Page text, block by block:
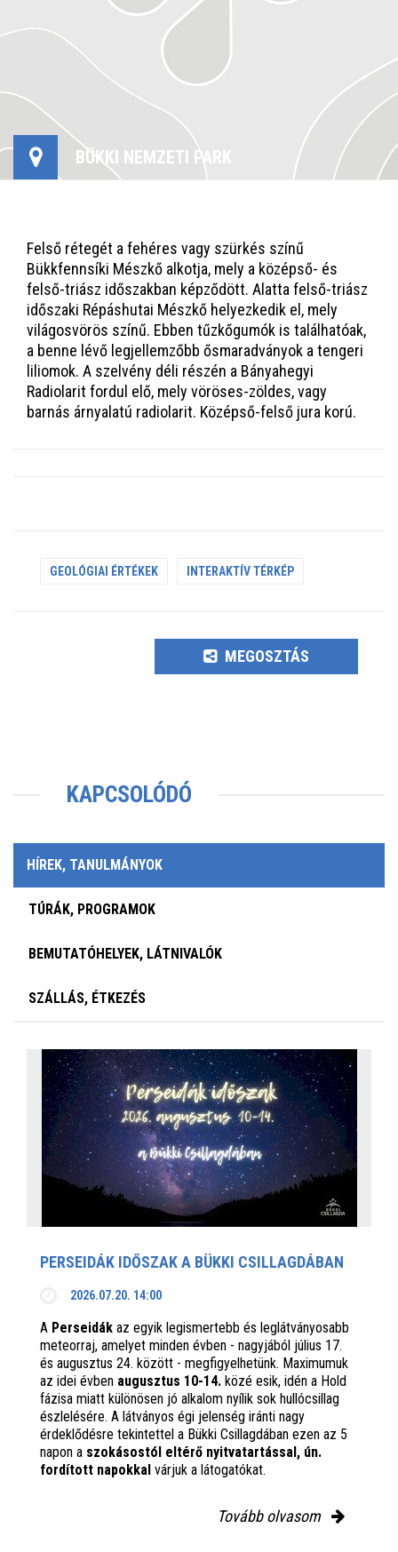
BÜKKI NEMZETI PARK
Felső rétegét a fehéres vagy szürkés színű
Bükkfennsíki Mészkő alkotja, mely a középső- és
felső-triász időszakban képződött. Alatta felső-triász
időszaki Répáshutai Mészkő helyezkedik el, mely
világosvörös színű. Ebben tűzkőgumók is találhatóak,
a benne lévő legjellemzőbb ősmaradványok a tengeri
liliomok. A szelvény déli részén a Bányahegyi
Radiolarit fordul elő, mely vöröses-zöldes, vagy
barnás árnyalatú radiolarit. Középső-felső jura korú.
GEOLÓGIAI ÉRTÉKEK INTERAKTÍV TÉRKÉP
MEGOSZTÁS
KAPCSOLÓDÓ
HÍREK, TANULMÁNYOK
TÚRÁK, PROGRAMOK
BEMUTATÓHELYEK, LÁTNIVALÓK
SZÁLLÁS, ÉTKEZÉS
PERSEIDÁK IDŐSZAK A BÜKKI CSILLAGDÁBAN
2026.07.20. 14:00
A Perseidák az egyik legismertebb és leglátványosabb
meteorraj, amelyet minden évben - nagyjából július 17.
és augusztus 24. között - megfigyelhetünk. Maximumuk
az idei évben augusztus 10-14. közé esik, idén a Hold
fázisa miatt különösen jó alkalom nyílik sok hullócsillag
észlelésére. A látványos égi jelenség iránti nagy
érdeklődésre tekintettel a Bükki Csillagdában ezen az 5
napon a szokásostól eltérő nyitvatartással, ún.
fordított napokkal várjuk a látogatókat.
Tovább olvasom